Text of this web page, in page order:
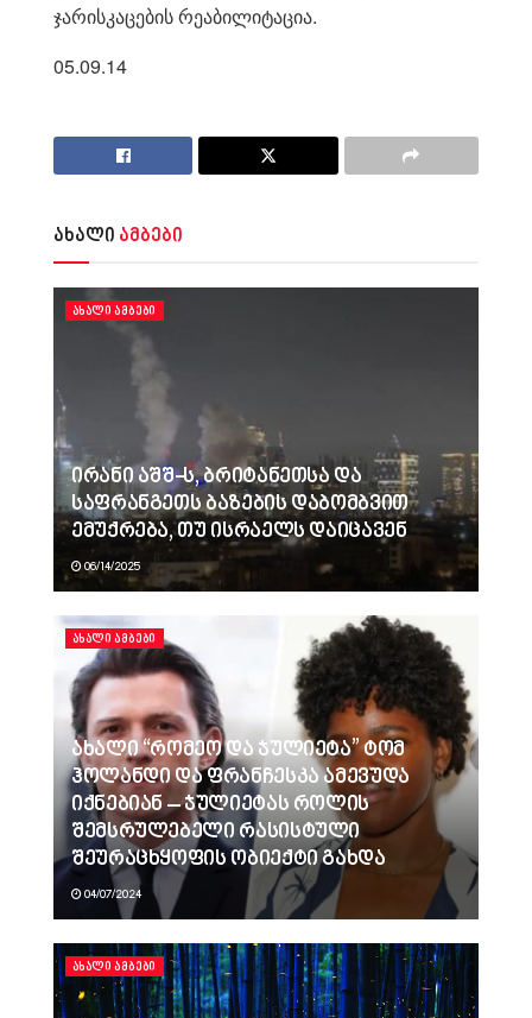
ჯარისკაცების რეაბილიტაცია.
05.09.14
ახალი ამბები
ᲐᲮᲐᲚᲘ ᲐᲛᲑᲔᲑᲘ
ირანი აშშ-ს, ბრიტანეთსა და
საფრანგეთს ბაზების დაბომბვით
ემუქრება, თუ ისრაელს დაიცავენ
06/14/2025
ᲐᲮᲐᲚᲘ ᲐᲛᲑᲔᲑᲘ
ახალი “რომეო და ჯულიეტა” ტომ
ჰოლანდი და ფრანჩესკა ამევუდა
იქნებიან – ჯულიეტას როლის
შემსრულებელი რასისტული
შეურაცხყოფის ობიექტი გახდა
04/07/2024
ᲐᲮᲐᲚᲘ ᲐᲛᲑᲔᲑᲘ